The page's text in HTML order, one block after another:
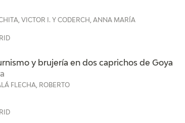
VICTOR I. Y CODERCH, ANNA MARÍA
y brujería en dos caprichos de Goya
FLECHA, ROBERTO